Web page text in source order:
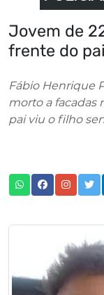
Jovem de
frente do
Fábio Henrique
morto a facadas
pai viu o filho